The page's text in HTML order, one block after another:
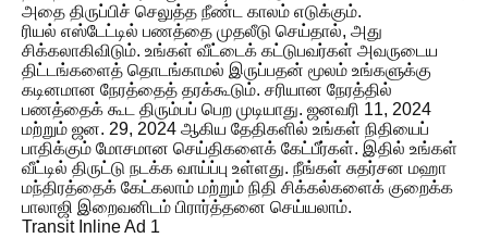
அதை திருப்பிச் செலுத்த நீண்ட காலம் எடுக்கும்.
ரியல் எஸ்டேட்டில் பணத்தை முதலீடு செய்தால், அது
சிக்கலாகிவிடும். உங்கள் வீட்டைக் கட்டுபவர்கள் அவருடைய
திட்டங்களைத் தொடங்காமல் இருப்பதன் மூலம் உங்களுக்கு
கடினமான நேரத்தைத் தரக்கூடும். சரியான நேரத்தில்
பணத்தைக் கூட திரும்பப் பெற முடியாது. ஜனவரி 11, 2024
மற்றும் ஜன. 29, 2024 ஆகிய தேதிகளில் உங்கள் நிதியைப்
பாதிக்கும் மோசமான செய்திகளைக் கேட்பீர்கள். இதில் உங்கள்
வீட்டில் திருட்டு நடக்க வாய்ப்பு உள்ளது. நீங்கள் சுதர்சன மஹா
மந்திரத்தைக் கேட்கலாம் மற்றும் நிதி சிக்கல்களைக் குறைக்க
பாலாஜி இறைவனிடம் பிரார்த்தனை செய்யலாம்.
Transit Inline Ad 1